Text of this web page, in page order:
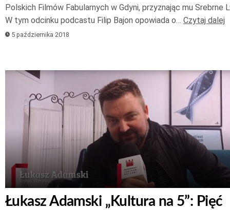
Polskich Filmów Fabularnych w Gdyni, przyznając mu Srebrne
W tym odcinku podcastu Filip Bajon opowiada o… Czytaj dalej
5 października 2018
Łukasz Adamski „Kultura na 5”: Pięć